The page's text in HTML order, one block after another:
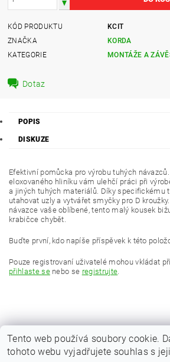
KÓD PRODUKTU
KCIT
ZNAČKA
KORDA
KATEGORIE
MONTÁŽE A
Dotaz
POPIS
DISKUZE
Efektivní pomůcka pro výrobu tuhých
eloxovaného hliníku vám ulehčí práci při
a jiných tuhých materiálů. Díky specifickému
utahovat uzly a vytvářet smyčky pro D
návazce vaše oblíbené, tento malý kousek
krabičce chybět.
Buďte první, kdo napíše příspěvek k této
Pouze registrovaní uživatelé mohou vkládat
přihlaste senebo se registrujte.
Zboží.cz Heureka.cz
Tento web používá soubory cookie.
tohoto webu vyjadřujete souhlas s